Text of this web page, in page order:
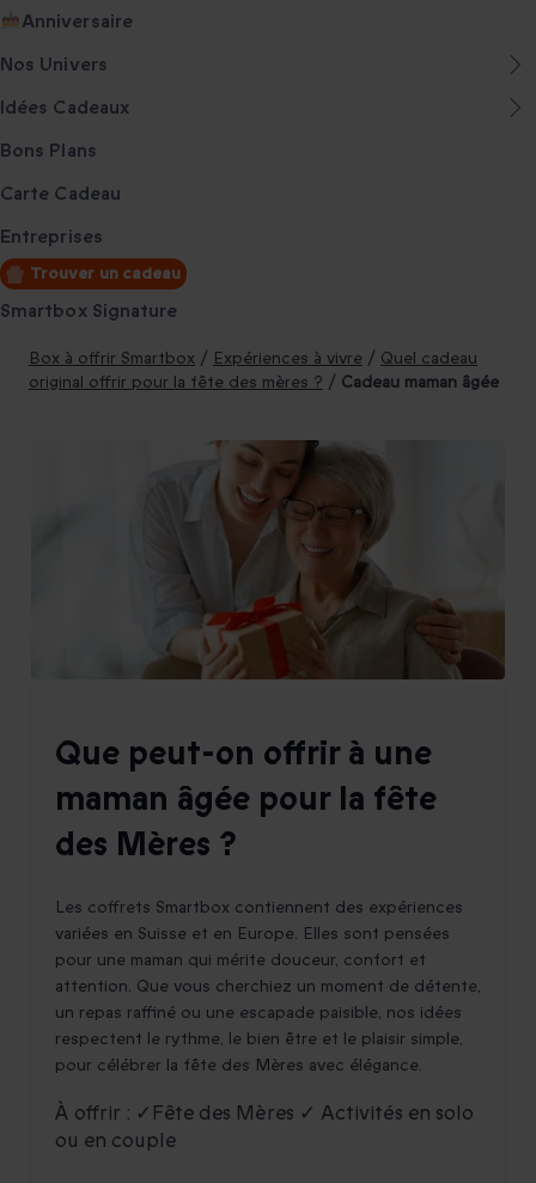
Anniversaire
Nos Univers
Idées Cadeaux
Bons Plans
Carte Cadeau
Entreprises
Trouver un cadeau
Smartbox Signature
Box à offrir Smartbox / Expériences à vivre / Quel cadeau
original offrir pour la fête des mères ? / Cadeau maman âgée
Que peut-on offrir à une
maman âgée pour la fête
des Mères ?
Les coffrets Smartbox contiennent des expériences
variées en Suisse et en Europe. Elles sont pensées
pour une maman qui mérite douceur, confort et
attention. Que vous cherchiez un moment de détente,
un repas raffiné ou une escapade paisible, nos idées
respectent le rythme, le bien être et le plaisir simple,
pour célébrer la fête des Mères avec élégance.
À offrir : ✓Fête des Mères ✓ Activités en solo
ou en couple